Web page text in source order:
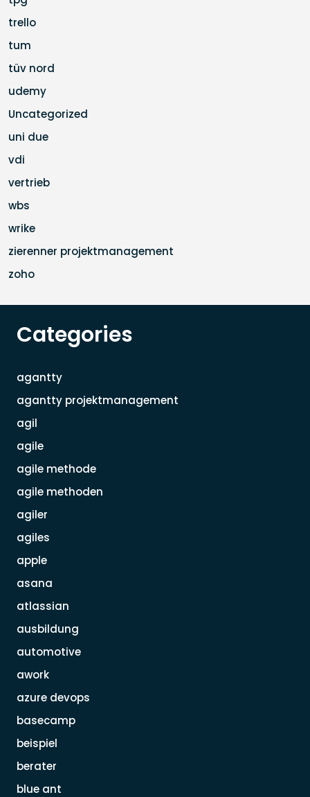
trello
tum
tüv nord
udemy
Uncategorized
uni due
vdi
vertrieb
wbs
wrike
zierenner projektmanagement
zoho
Categories
agantty
agantty projektmanagement
agil
agile
agile methode
agile methoden
agiler
agiles
apple
asana
atlassian
ausbildung
automotive
awork
azure devops
basecamp
beispiel
berater
blue ant